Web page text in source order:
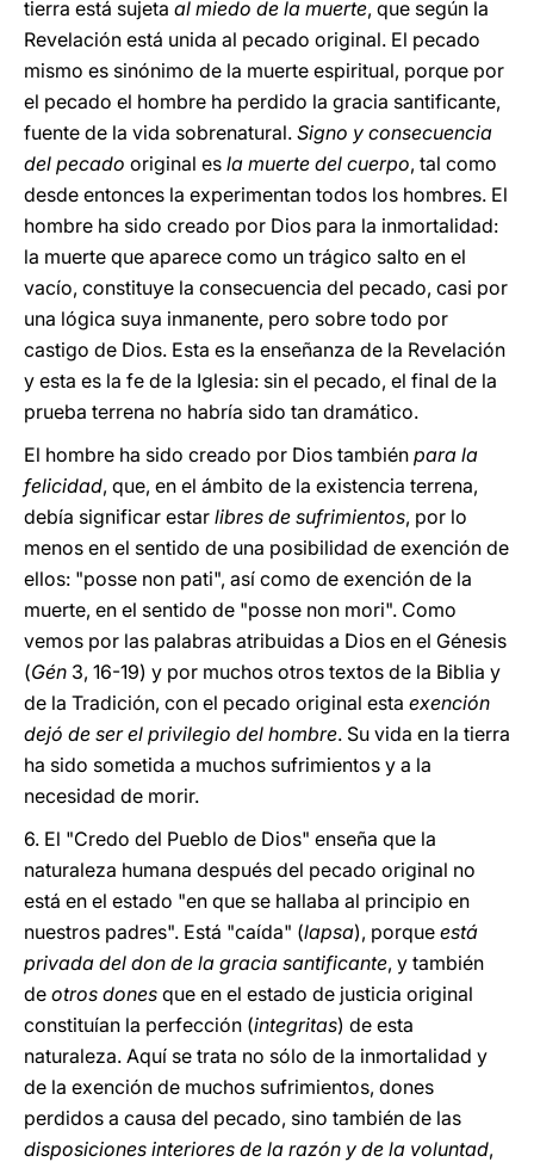
tierra está sujeta al miedo de la muerte, que según la
Revelación está unida al pecado original. El pecado
mismo es sinónimo de la muerte espiritual, porque por
el pecado el hombre ha perdido la gracia santificante,
fuente de la vida sobrenatural. Signo y consecuencia
del pecado original es la muerte del cuerpo, tal como
desde entonces la experimentan todos los hombres. El
hombre ha sido creado por Dios para la inmortalidad:
la muerte que aparece como un trágico salto en el
vacío, constituye la consecuencia del pecado, casi por
una lógica suya inmanente, pero sobre todo por
castigo de Dios. Esta es la enseñanza de la Revelación
y esta es la fe de la Iglesia: sin el pecado, el final de la
prueba terrena no habría sido tan dramático.
El hombre ha sido creado por Dios también para la
felicidad, que, en el ámbito de la existencia terrena,
debía significar estar libres de sufrimientos, por lo
menos en el sentido de una posibilidad de exención de
ellos: "posse non pati", así como de exención de la
muerte, en el sentido de "posse non mori". Como
vemos por las palabras atribuidas a Dios en el Génesis
(Gén 3, 16-19) y por muchos otros textos de la Biblia y
de la Tradición, con el pecado original esta exención
dejó de ser el privilegio del hombre. Su vida en la tierra
ha sido sometida a muchos sufrimientos y a la
necesidad de morir.
6. El "Credo del Pueblo de Dios" enseña que la
naturaleza humana después del pecado original no
está en el estado "en que se hallaba al principio en
nuestros padres". Está "caída" (lapsa), porque está
privada del don de la gracia santificante, y también
de otros dones que en el estado de justicia original
constituían la perfección (integritas) de esta
naturaleza. Aquí se trata no sólo de la inmortalidad y
de la exención de muchos sufrimientos, dones
perdidos a causa del pecado, sino también de las
disposiciones interiores de la razón y de la voluntad,